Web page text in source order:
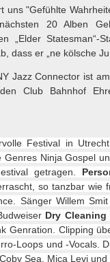
uns "Gefühlte
20 Alben
„Elder Statesman“-
dass er „ne kölsche
Jazz Connector ist
Club Bahnhof
Festival in
Ninja Gospel
getragen.
so tanzbar wie
Sänger Willem
Dry Cleaning
Genration. Clipping
Loops und -Vocals.
Sea, Mica Levi